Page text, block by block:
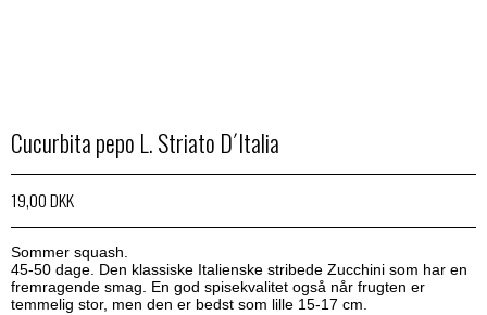
Cucurbita pepo L. Striato D´Italia
19,00 DKK
Sommer squash.
45-50 dage. Den klassiske Italienske stribede Zucchini som har en
fremragende smag. En god spisekvalitet også når frugten er
temmelig stor, men den er bedst som lille 15-17 cm.